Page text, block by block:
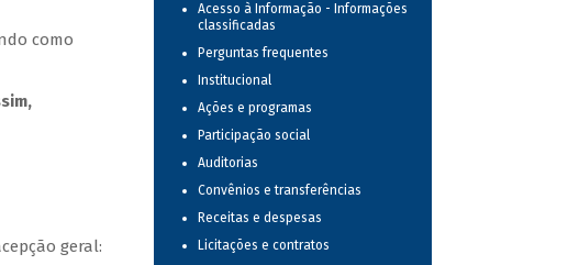
como
geral:
Acesso à Informação - Informações
classificadas
Perguntas frequentes
Institucional
Ações e programas
Participação social
Auditorias
Convênios e transferências
Receitas e despesas
Licitações e contratos